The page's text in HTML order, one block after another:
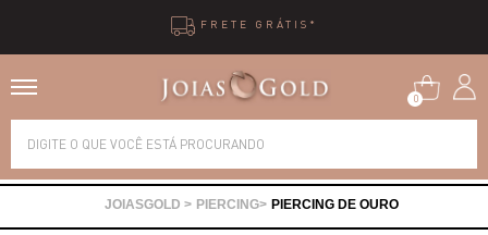
FRETE GRÁTIS*
0
PIERCING PIERCING DE OURO
Alianças